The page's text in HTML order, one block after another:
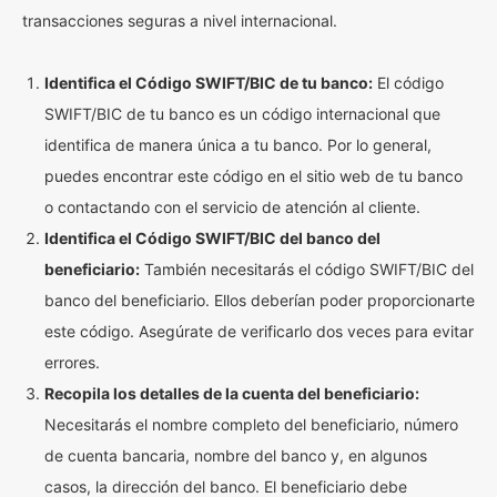
transacciones seguras a nivel internacional.
Identifica el Código SWIFT/BIC de tu banco: El código
SWIFT/BIC de tu banco es un código internacional que
identifica de manera única a tu banco. Por lo general,
puedes encontrar este código en el sitio web de tu banco
o contactando con el servicio de atención al cliente.
Identifica el Código SWIFT/BIC del banco del
beneficiario: También necesitarás el código SWIFT/BIC del
banco del beneficiario. Ellos deberían poder proporcionarte
este código. Asegúrate de verificarlo dos veces para evitar
errores.
Recopila los detalles de la cuenta del beneficiario:
Necesitarás el nombre completo del beneficiario, número
de cuenta bancaria, nombre del banco y, en algunos
casos, la dirección del banco. El beneficiario debe